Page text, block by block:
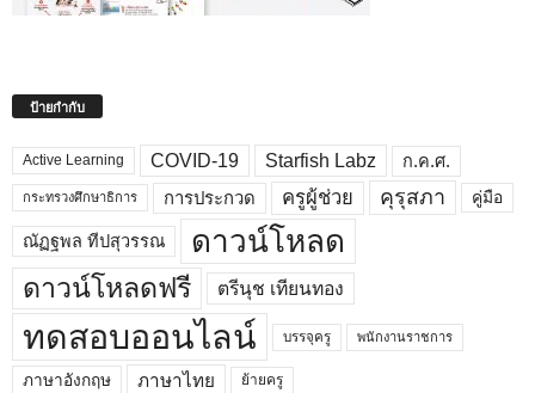
ป้ายกำกับ
Active Learning COVID-19 Starfish Labz ก.ค.ศ.
กระทรวงศึกษาธิการ การประกวด ครูผู้ช่วย คุรุสภา คู่มือ
ณัฏฐพล ทีปสุวรรณ ดาวน์โหลด
ดาวน์โหลดฟรี ตรีนุช เทียนทอง
ทดสอบออนไลน์ บรรจุครู พนักงานราชการ
ภาษาอังกฤษ ภาษาไทย ย้ายครู